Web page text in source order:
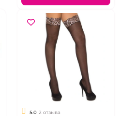
5.0 2 отзыва